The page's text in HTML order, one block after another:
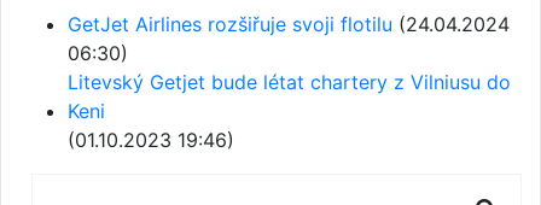
GetJet Airlines rozšiřuje svoji flotilu (24.04.2024
06:30)
Litevský Getjet bude létat chartery z Vilniusu do
Keni
(01.10.2023 19:46)